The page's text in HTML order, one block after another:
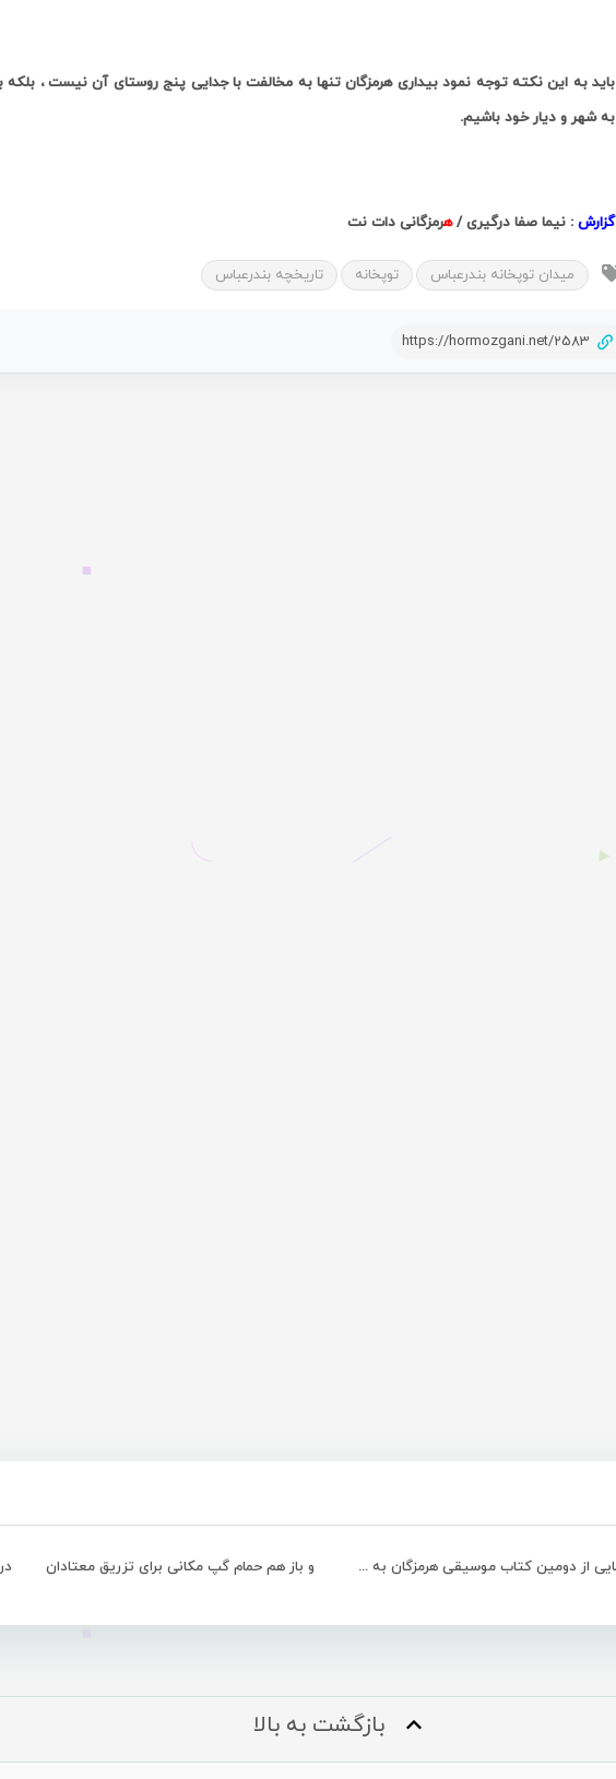
باید به این نکته توجه نمودبیداری هرمزگان تنها به مخالفت با جدایی پنج روستای آن نیست ، بلکه
به شهر و دیار خود باشیم.
گزارش : نیما صفا درگیری /هرمزگانی دات نت
میدان توپخانه بندرعباس توپخانه تاریخچه بندرعباس
https://hormozgani.net/2583
رونمایی از دومین کتاب موسیقی هرمزگان به همراه تجلیل از “ابراهیم شهدوستی”+تصویری و باز هم حمام گپ مکانی برای تزریق معتادان
بازگشت به بالا